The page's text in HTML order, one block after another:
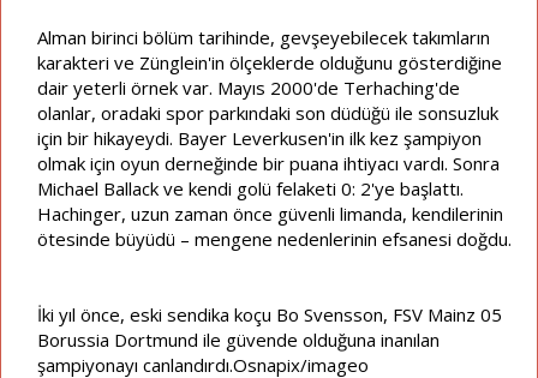
Alman birinci bölüm tarihinde, gevşeyebilecek takımların
karakteri ve Zünglein'in ölçeklerde olduğunu gösterdiğine
dair yeterli örnek var. Mayıs 2000'de Terhaching'de
olanlar, oradaki spor parkındaki son düdüğü ile sonsuzluk
için bir hikayeydi. Bayer Leverkusen'in ilk kez şampiyon
olmak için oyun derneğinde bir puana ihtiyacı vardı. Sonra
Michael Ballack ve kendi golü felaketi 0: 2'ye başlattı.
Hachinger, uzun zaman önce güvenli limanda, kendilerinin
ötesinde büyüdü – mengene nedenlerinin efsanesi doğdu.
İki yıl önce, eski sendika koçu Bo Svensson, FSV Mainz 05
Borussia Dortmund ile güvende olduğuna inanılan
şampiyonayı canlandırdı.Osnapix/imageo